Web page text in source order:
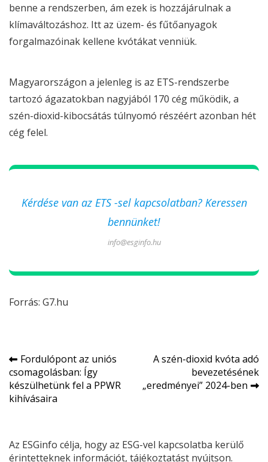
benne a rendszerben, ám ezek is hozzájárulnak a
klímaváltozáshoz. Itt az üzem- és fűtőanyagok
forgalmazóinak kellene kvótákat venniük.
Magyarországon a jelenleg is az ETS-rendszerbe
tartozó ágazatokban nagyjából 170 cég működik, a
szén-dioxid-kibocsátás túlnyomó részéért azonban hét
cég felel.
Kérdése van az ETS -sel kapcsolatban? Keressen
bennünket!
info@esginfo.hu
Forrás: G7.hu
Bejegyzés
navigáció
Fordulópont az uniós
csomagolásban: Így
készülhetünk fel a PPWR
kihívásaira
A szén-dioxid kvóta adó
bevezetésének
„eredményei” 2024-ben
Az ESGinfo célja, hogy az ESG-vel kapcsolatba kerülő
érintetteknek információt, tájékoztatást nyújtson.